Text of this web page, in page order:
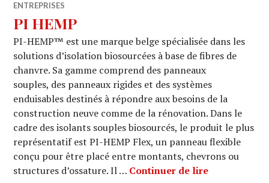
ENTREPRISES
PI HEMP
PI-HEMP™ est une marque belge spécialisée dans les
solutions d’isolation biosourcées à base de fibres de
chanvre. Sa gamme comprend des panneaux
souples, des panneaux rigides et des systèmes
enduisables destinés à répondre aux besoins de la
construction neuve comme de la rénovation. Dans le
cadre des isolants souples biosourcés, le produit le plus
représentatif est PI-HEMP Flex, un panneau flexible
conçu pour être placé entre montants, chevrons ou
structures d’ossature. Il … Continuer de lirePI HEMP